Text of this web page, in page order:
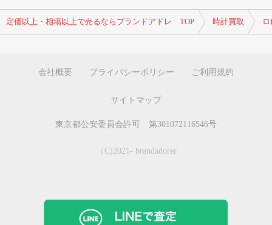
定価以上・相場以上で売るならブランドアドレ TOP 時計買取
会社概要 プライバシーポリシー ご利用規約
サイトマップ
東京都公安委員会許可 第301072116546号
（C)2021- brandadorer